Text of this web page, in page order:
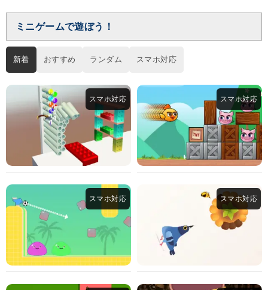
ミニゲームで遊ぼう！
新着 おすすめ ランダム スマホ対応